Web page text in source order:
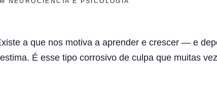
a que nos motiva a aprender e crescer — e
É esse tipo corrosivo de culpa que muitas